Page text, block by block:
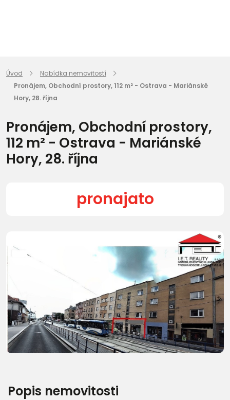
Úvod
Nabídka nemovitostí
Pronájem, Obchodní prostory, 112 m² - Ostrava - Mariánské
Hory, 28. října
Pronájem, Obchodní prostory,
112 m² - Ostrava - Mariánské
Hory, 28. října
pronajato
Další fotografie (9)
Popis nemovitosti